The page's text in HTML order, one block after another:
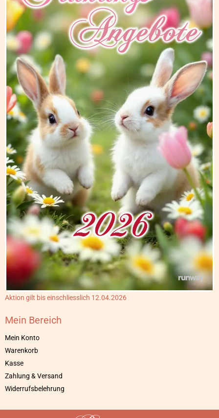
Aktion gilt bis einschliesslich 12.04.2026
Mein Bereich
Mein Konto
Warenkorb
Kasse
Zahlung & Versand
Widerrufsbelehrung